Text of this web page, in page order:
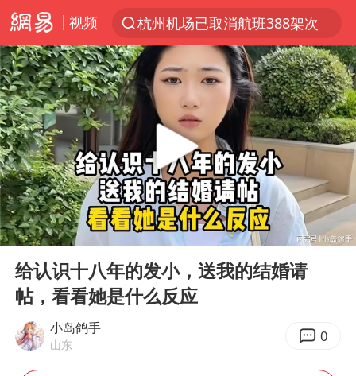
视频
杭州机场已取消航班388架次
上半年我国经营主体结构持续优化
白海豚将给京津冀带来大暴雨
刘嘉玲晒与周星驰合照
《披荆斩棘2026》阵容官宣
上海有出现龙卷潜势
国足U17与阿森纳决赛取消 并列冠军
香港高温刷新历史纪录
王艺迪无缘横滨赛决赛
2025年小学教师减少13.19万
Play
00:00 07:23
给认识十八年的发小，送我的结婚请
帖，看看她是什么反应
小岛鸽手
山东 0